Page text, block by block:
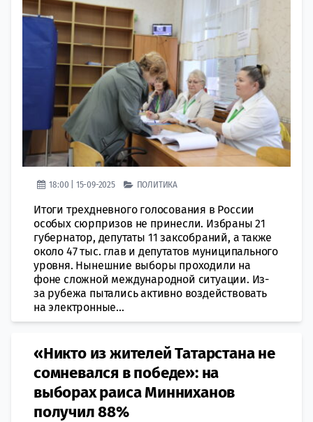
18:00 | 15-09-2025 ПОЛИТИКА
Итоги трехдневного голосования в России
особых сюрпризов не принесли. Избраны 21
губернатор, депутаты 11 заксобраний, а также
около 47 тыс. глав и депутатов муниципального
уровня. Нынешние выборы проходили на
фоне сложной международной ситуации. Из-
за рубежа пытались активно воздействовать
на электронные...
«Никто из жителей Татарстана не
сомневался в победе»: на
выборах раиса Минниханов
получил 88%